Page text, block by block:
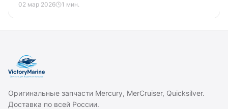
по применению.
02 мар 2026 1 мин.
Оригинальные запчасти Mercury, MerCruiser, Quicksilver.
Доставка по всей России.